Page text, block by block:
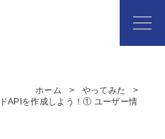
ホーム
やってみた
APIを作成しよう！① ユーザー情